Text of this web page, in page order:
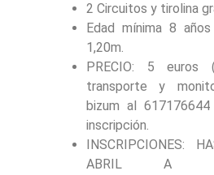
2 Circuitos y tirolina
Edad mínima 8
1,20m.
PRECIO: 5 euros
transporte y
bizum al
inscripción.
INSCRIPCIONES:
ABRIL A